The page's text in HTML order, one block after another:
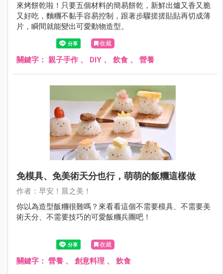
來烤餅乾啦！只要五個材料的簡易餅乾，新鮮出爐又香又脆
又好吃，麵糰不黏手容易控制，跟著步驟搓搓貼貼再切成薄
片，瞬間就能變出可愛動物造型。
收藏
關鍵字： 親子手作 、 DIY 、 飲食 、 營養
免模具、免美術天分也行，萌萌的飯糰這樣做
作者：早安！晨之美！
你以為造型飯糰很難嗎？來看看這個不需要模具、不需要美
術天分、不需要技巧的可愛飯糰兵團吧！
收藏
關鍵字： 營養 、 創意料理 、 飲食